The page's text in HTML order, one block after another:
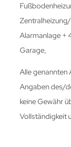
Alarmanlage +
Garage,
Alle genannten
Angaben des/
keine Gewähr
Vollständigkeit